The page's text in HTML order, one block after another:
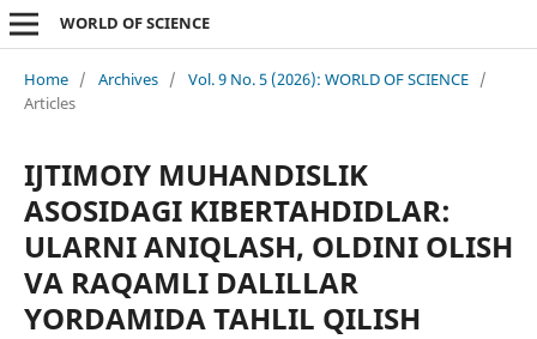
WORLD OF SCIENCE
Home / Archives / Vol. 9 No. 5 (2026): WORLD OF SCIENCE /
Articles
IJTIMOIY MUHANDISLIK
ASOSIDAGI KIBERTAHDIDLAR:
ULARNI ANIQLASH, OLDINI OLISH
VA RAQAMLI DALILLAR
YORDAMIDA TAHLIL QILISH